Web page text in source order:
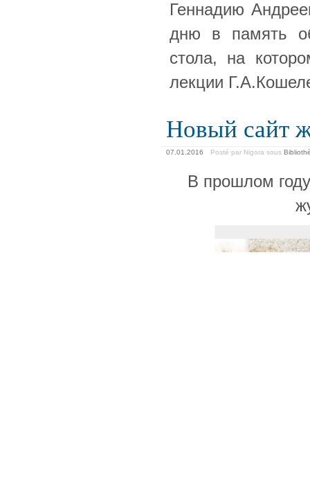
Геннадию
дню в память
стола, на
лекции
Новый сайт
07.01.2016 Posté par Nigora sous
В прошлом